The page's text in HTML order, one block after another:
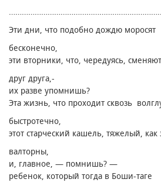
Эти дни, что подобно дождю моросят
бесконечно,
эти вторники, что, чередуясь, сменяют
друг друга,-
их разве упомнишь?
Эта жизнь, что проходит сквозь
быстротечно,
этот старческий кашель, тяжелый, как
валторны,
и, главное, — помнишь? —
ребенок, который тогда в Боши-таге